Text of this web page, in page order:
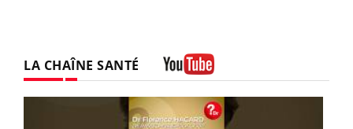
LA CHAÎNE SANTÉ